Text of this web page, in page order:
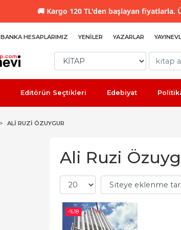
🚚 Kargo 120 TL'den başlayan fiyatlarla.
BANKA HESAPLARIMIZ YENILER YAZARLAR
Editörün Seçtikleri Edebiyat
ALI RUZI ÖZUYGUR
Ali Ruzi
-%18